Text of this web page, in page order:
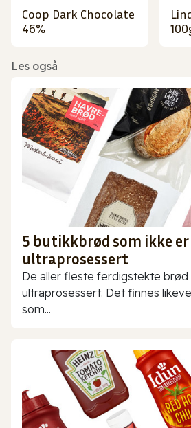
Coop Dark Chocolate
46%
Les også
5 butikkbrød som ikke er
ultraprosessert
De aller fleste ferdigstekte brød
ultraprosessert. Det finnes
som...